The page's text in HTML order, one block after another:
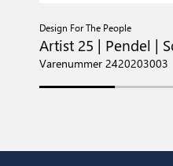
Design For The People
Artist 25 | Pendel |
Varenummer 2420203003